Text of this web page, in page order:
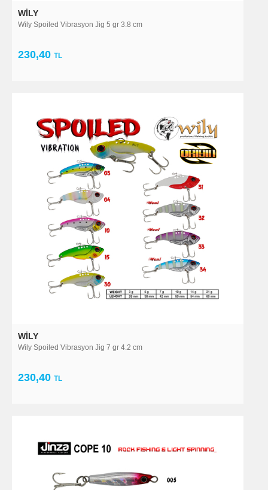
WILY
Wily Spoiled Vibrasyon Jig 5 gr 3.8 cm
230,40 TL
WILY
Wily Spoiled Vibrasyon Jig 7 gr 4.2 cm
230,40 TL